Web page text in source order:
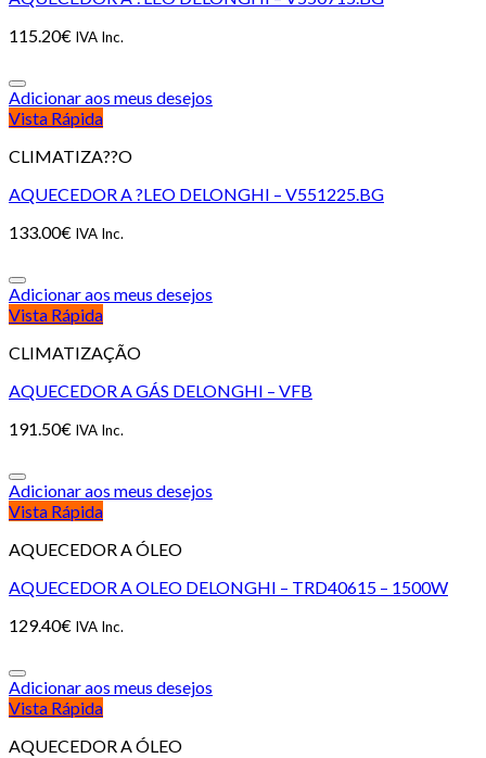
115.20€ IVA Inc.
Adicionar aos meus desejos
Vista Rápida
CLIMATIZA??O
AQUECEDOR A ?LEO DELONGHI – V551225.BG
133.00€ IVA Inc.
Adicionar aos meus desejos
Vista Rápida
CLIMATIZAÇÃO
AQUECEDOR A GÁS DELONGHI – VFB
191.50€ IVA Inc.
Adicionar aos meus desejos
Vista Rápida
AQUECEDOR A ÓLEO
AQUECEDOR A OLEO DELONGHI – TRD40615 – 1500W
129.40€ IVA Inc.
Adicionar aos meus desejos
Vista Rápida
AQUECEDOR A ÓLEO